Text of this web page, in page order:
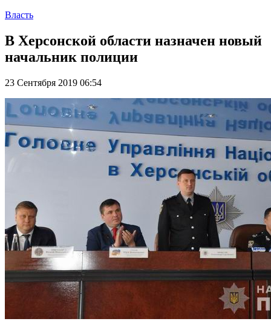
Власть
В Херсонской области назначен новый
начальник полиции
23 Сентября 2019 06:54